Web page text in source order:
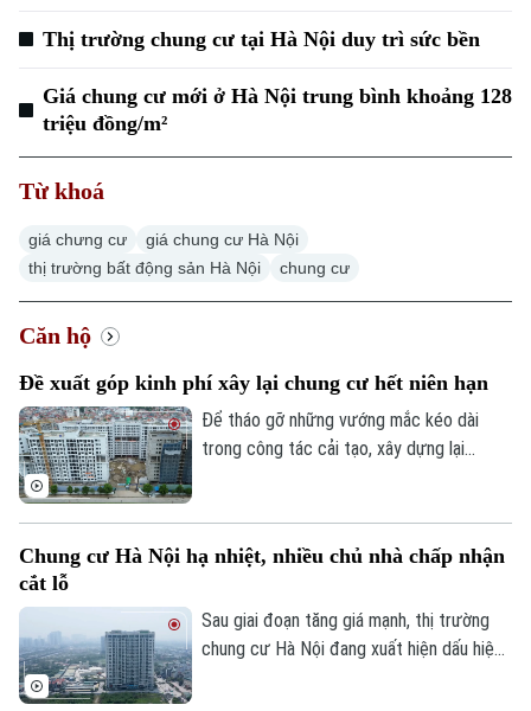
Thị trường chung cư tại Hà Nội duy trì sức bền
Giá chung cư mới ở Hà Nội trung bình khoảng 128
triệu đồng/m²
Từ khoá
giá chưng cư
giá chung cư Hà Nội
thị trường bất động sản Hà Nội
chung cư
Căn hộ
Đề xuất góp kinh phí xây lại chung cư hết niên hạn
Để tháo gỡ những vướng mắc kéo dài
trong công tác cải tạo, xây dựng lại
hết niên hạn sử dụng.
Chung cư Hà Nội hạ nhiệt, nhiều chủ nhà chấp nhận
cắt lỗ
Sau giai đoạn tăng giá mạnh, thị trường
chung cư Hà Nội đang xuất hiện dấu hiệu